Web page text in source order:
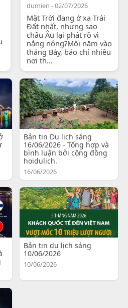
dumien - 02/07/2026
Mặt Trời đang ở xa Trái
Đất nhất, nhưng sao
châu Âu lại phát rồ vì
nắng nóng?Mỗi năm vào
tháng Bảy, báo chí nhiều
nơi th...
Bản tin Du lịch sáng
16/06/2026 - Tổng hợp và
bình luận bởi cộng đồng
hoidulich.
16/06/2026
Bản tin du lịch sáng
10/06/2026
10/06/2026